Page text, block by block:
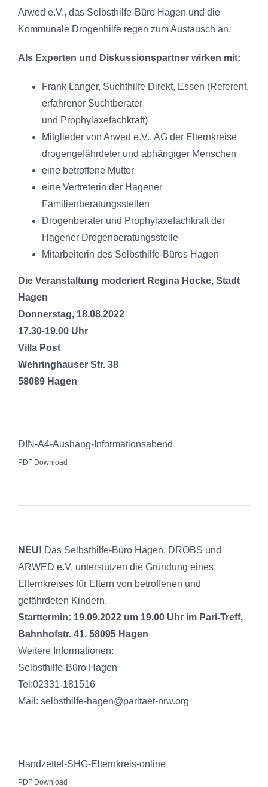
Arwed e.V., das Selbsthilfe-Büro Hagen und die
Kommunale Drogenhilfe regen zum Austausch an.
Als Experten und Diskussionspartner wirken mit:
Frank Langer, Suchthilfe Direkt, Essen (Referent,
erfahrener Suchtberater
und Prophylaxefachkraft)
Mitglieder von Arwed e.V., AG der Elternkreise
drogengefährdeter und abhängiger Menschen
eine betroffene Mutter
eine Vertreterin der Hagener
Familienberatungsstellen
Drogenberater und Prophylaxefachkraft der
Hagener Drogenberatungsstelle
Mitarbeiterin des Selbsthilfe-Büros Hagen
Die Veranstaltung moderiert Regina Hocke, Stadt
Hagen
Donnerstag, 18.08.2022
17.30-19.00 Uhr
Villa Post
Wehringhauser Str. 38
58089 Hagen
DIN-A4-Aushang-Informationsabend
PDF Download
NEU! Das Selbsthilfe-Büro Hagen, DROBS und
ARWED e.V. unterstützen die Gründung eines
Elternkreises für Eltern von betroffenen und
gefährdeten Kindern.
Starttermin: 19.09.2022 um 19.00 Uhr im Pari-Treff,
Bahnhofstr. 41, 58095 Hagen
Weitere Informationen:
Selbsthilfe-Büro Hagen
Tel:02331-181516
Mail: selbsthilfe-hagen@paritaet-nrw.org
Handzettel-SHG-Elternkreis-online
PDF Download